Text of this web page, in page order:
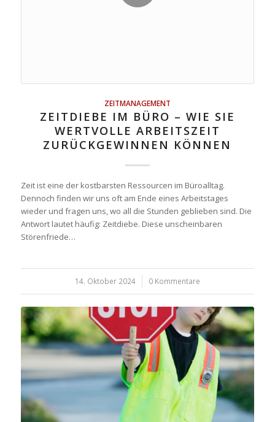
ZEITMANAGEMENT
ZEITDIEBE IM BÜRO – WIE SIE
WERTVOLLE ARBEITSZEIT
ZURÜCKGEWINNEN KÖNNEN
Zeit ist eine der kostbarsten Ressourcen im Büroalltag.
Dennoch finden wir uns oft am Ende eines Arbeitstages
wieder und fragen uns, wo all die Stunden geblieben sind. Die
Antwort lautet häufig: Zeitdiebe. Diese unscheinbaren
Störenfriede…
14. Oktober 2024
/ 0 Kommentare